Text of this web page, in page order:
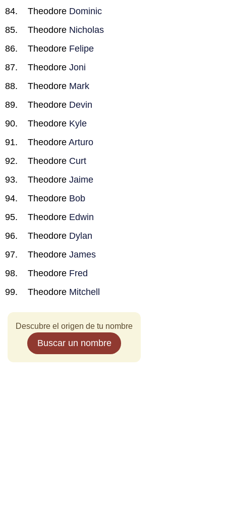
Theodore Dominic
Theodore Nicholas
Theodore Felipe
Theodore Joni
Theodore Mark
Theodore Devin
Theodore Kyle
Theodore Arturo
Theodore Curt
Theodore Jaime
Theodore Bob
Theodore Edwin
Theodore Dylan
Theodore James
Theodore Fred
Theodore Mitchell
Descubre el origen de tu nombre
Buscar un nombre